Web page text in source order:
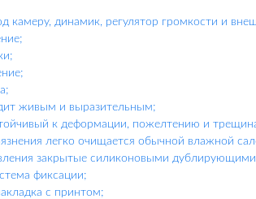
камеру, динамик, регулятор громкости и
живым и выразительным;
к деформации, пожелтению и
легко очищается обычной влажной
закрытые силиконовыми дублирующими
фиксации;
с принтом;